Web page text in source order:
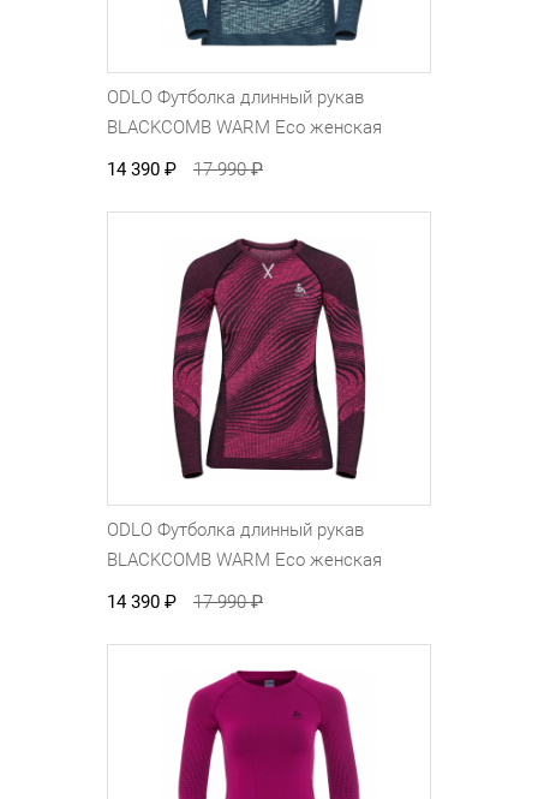
ODLO Футболка длинный рукав
BLACKCOMB WARM Eco женская
14 390 ₽ 17 990₽
ODLO Футболка длинный рукав
BLACKCOMB WARM Eco женская
14 390 ₽ 17 990₽